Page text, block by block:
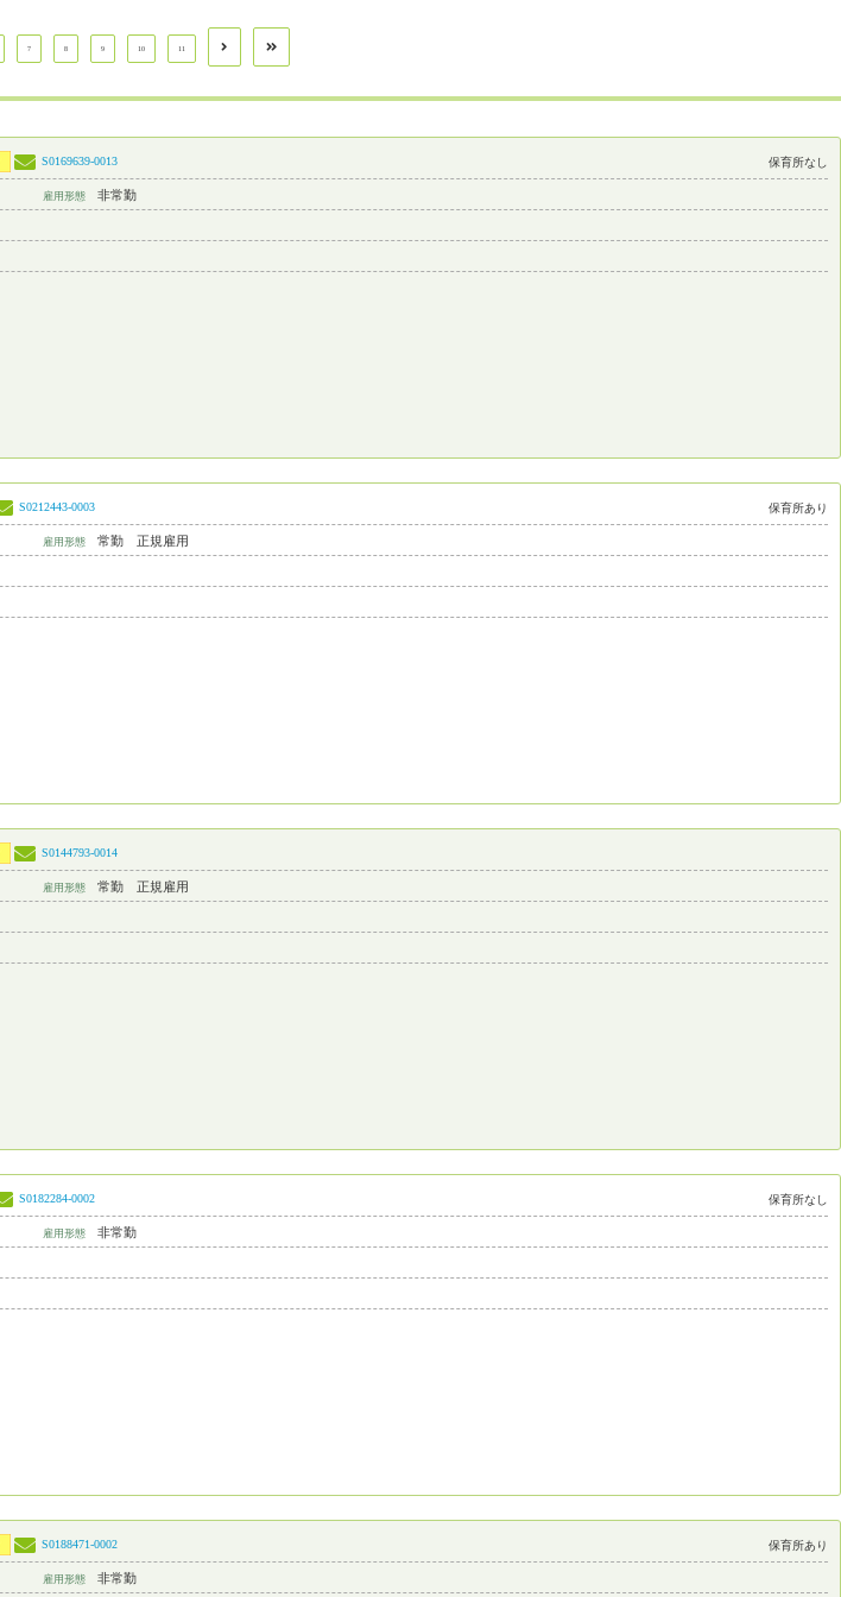
7 8 9 10 11
S0169639-0013 保育所なし
雇用形態 非常勤
S0212443-0003 保育所あり
雇用形態 常勤 正規雇用
S0144793-0014
雇用形態 常勤 正規雇用
S0182284-0002 保育所なし
雇用形態 非常勤
S0188471-0002 保育所あり
雇用形態 非常勤